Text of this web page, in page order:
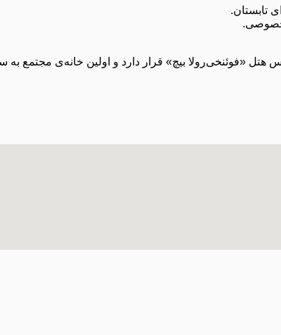
تابستان.
خصوصی.
هتل «فوئنخی‌رولا بیچ» قرار دارد و اولین خانه‌ی